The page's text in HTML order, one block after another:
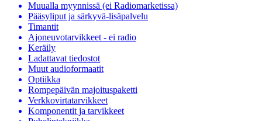
Muualla myynnissä (ei Radiomarketissa)
Pääsyliput ja särkyvä-lisäpalvelu
Timantit
Ajoneuvotarvikkeet - ei radio
Keräily
Ladattavat tiedostot
Muut audioformaatit
Optiikka
Rompepäivän majoituspaketti
Verkkovirtatarvikkeet
Komponentit ja tarvikkeet